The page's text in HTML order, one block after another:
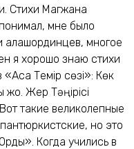
Стихи Магжана
мне было
алашординцев, многое
я хорошо знаю стихи
Темір сөзі»: Көк
жоқ. Жер Тәңірісі
Вот такие великолепные
но это
Когда учились в